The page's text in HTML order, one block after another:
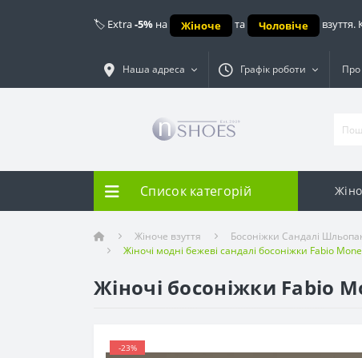
🏷️ Extra-5% на Жіноче та Чоловіче взуття.
Наша адреса Графік роботи
Список категорій
Жіноче взуття
Босоніжки Сандалі
Жіночі модні бежеві сандалі босоніжки Fabio
Жіночі босоніжки Fabio
-23%